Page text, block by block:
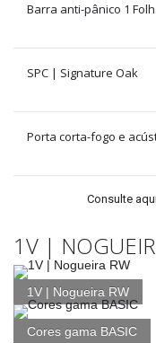
Barra anti-pânico 1
SPC | Signature Oak
Porta corta-fogo e
Consulte
1V |
1V | Nogueira RW
Cores gama BASIC